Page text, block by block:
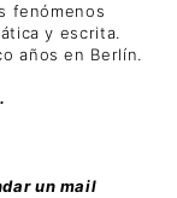
fenómenos
y escrita.
años en Berlín.
un mail